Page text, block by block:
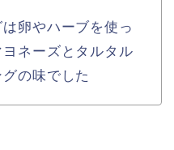
卵やハーブを使っ
ネーズとタルタル
の味でした